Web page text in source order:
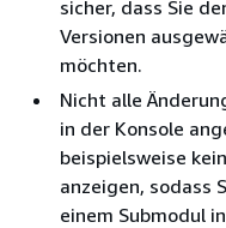
sicher, dass Sie
Versionen
möchten.
Nicht alle
in der Konsole
beispielsweise
anzeigen, sodass
einem Submodul